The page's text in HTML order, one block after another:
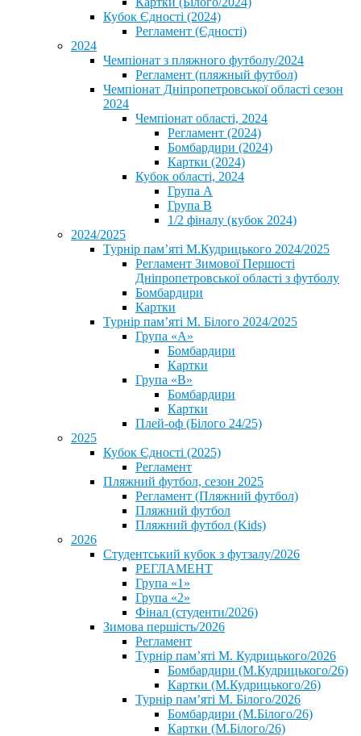
Кубок Єдності (2024)
Регламент (Єдності)
2024
Чемпіонат з пляжного футболу/2024
Регламент (пляжный футбол)
Чемпіонат Дніпропетровської області сезон
2024
Чемпіонат області, 2024
Регламент (2024)
Бомбардири (2024)
Картки (2024)
Кубок області, 2024
Група А
Група В
1/2 фіналу (кубок 2024)
2024/2025
Турнір пам’яті М.Кудрицького 2024/2025
Регламент Зимової Першості
Дніпропетровської області з футболу
Бомбардири
Картки
Турнір пам’яті М. Білого 2024/2025
Група «А»
Бомбардири
Картки
Група «В»
Бомбардири
Картки
Плей-оф (Білого 24/25)
2025
Кубок Єдності (2025)
Регламент
Пляжний футбол, сезон 2025
Регламент (Пляжний футбол)
Пляжний футбол
Пляжний футбол (Kids)
2026
Студентський кубок з футзалу/2026
РЕГЛАМЕНТ
Група «1»
Група «2»
Фінал (студенти/2026)
⁨Зимова першість/2026⁩
Регламент
Турнір пам’яті М. Кудрицького/2026
Бомбардири (М.Кудрицького/26)
Картки (М.Кудрицького/26)
Турнір пам’яті М. Білого/2026
Бомбардири (М.Білого/26)
Картки (М.Білого/26)